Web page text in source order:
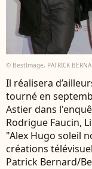
© BestImage, PATRICK
Il réalisera
tourné en
Astier dans
Rodrigue Faucin,
"Alex Hugo soleil
créations
Patrick Bernard/